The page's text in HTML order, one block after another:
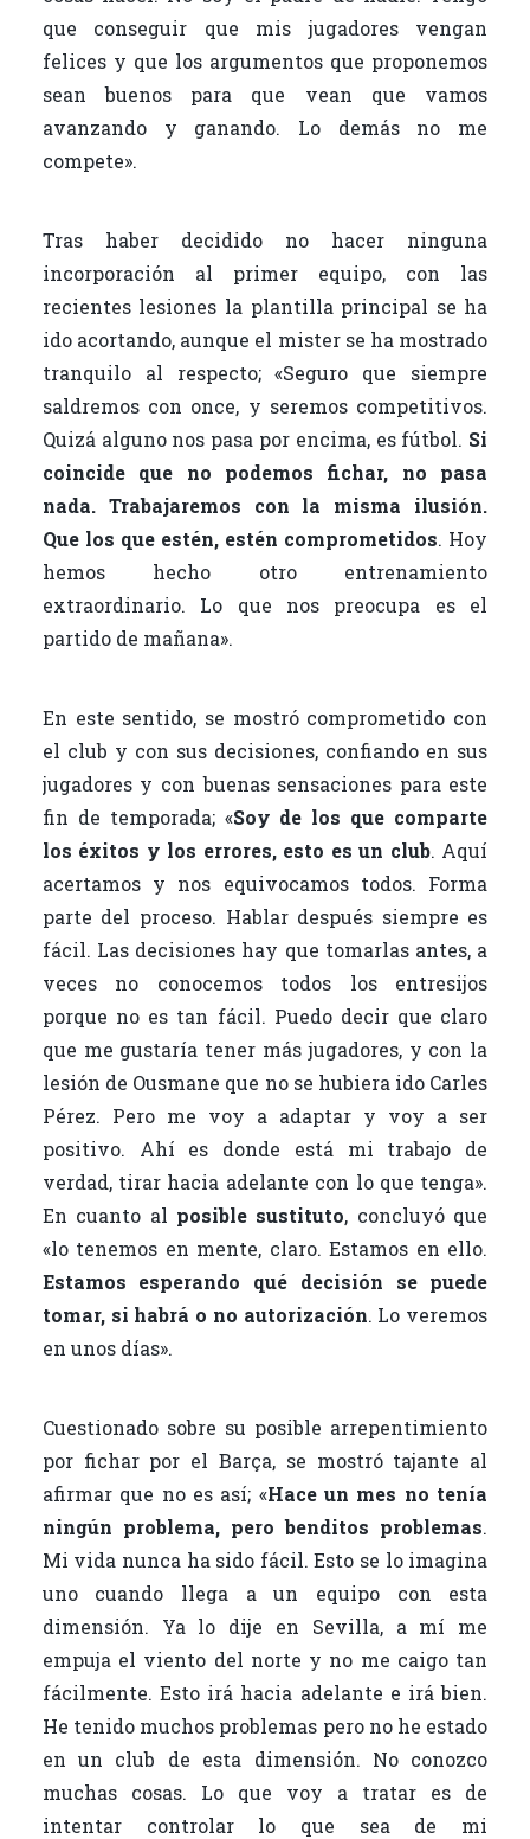
que conseguir que mis jugadores vengan
felices y que los argumentos que proponemos
sean buenos para que vean que vamos
avanzando y ganando. Lo demás no me
compete».
Tras haber decidido no hacer ninguna
incorporación al primer equipo, con las
recientes lesiones la plantilla principal se ha
ido acortando, aunque el mister se ha mostrado
tranquilo al respecto; «Seguro que siempre
saldremos con once, y seremos competitivos.
Quizá alguno nos pasa por encima, es fútbol. Si
coincide que no podemos fichar, no pasa
nada. Trabajaremos con la misma ilusión.
Que los que estén, estén comprometidos. Hoy
hemos hecho otro entrenamiento
extraordinario. Lo que nos preocupa es el
partido de mañana».
En este sentido, se mostró comprometido con
el club y con sus decisiones, confiando en sus
jugadores y con buenas sensaciones para este
fin de temporada; «Soy de los que comparte
los éxitos y los errores, esto es un club. Aquí
acertamos y nos equivocamos todos. Forma
parte del proceso. Hablar después siempre es
fácil. Las decisiones hay que tomarlas antes, a
veces no conocemos todos los entresijos
porque no es tan fácil. Puedo decir que claro
que me gustaría tener más jugadores, y con la
lesión de Ousmane que no se hubiera ido Carles
Pérez. Pero me voy a adaptar y voy a ser
positivo. Ahí es donde está mi trabajo de
verdad, tirar hacia adelante con lo que tenga».
En cuanto al posible sustituto, concluyó que
«lo tenemos en mente, claro. Estamos en ello.
Estamos esperando qué decisión se puede
tomar, si habrá o no autorización. Lo veremos
en unos días».
Cuestionado sobre su posible arrepentimiento
por fichar por el Barça, se mostró tajante al
afirmar que no es así; «Hace un mes no tenía
ningún problema, pero benditos problemas.
Mi vida nunca ha sido fácil. Esto se lo imagina
uno cuando llega a un equipo con esta
dimensión. Ya lo dije en Sevilla, a mí me
empuja el viento del norte y no me caigo tan
fácilmente. Esto irá hacia adelante e irá bien.
He tenido muchos problemas pero no he estado
en un club de esta dimensión. No conozco
muchas cosas. Lo que voy a tratar es de
intentar controlar lo que sea de mi